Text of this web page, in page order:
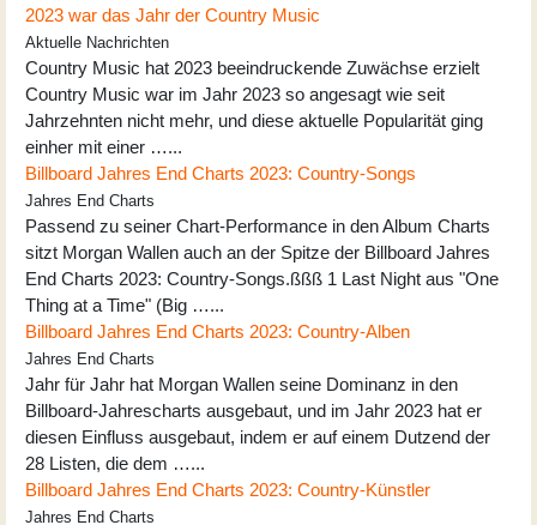
2023 war das Jahr der Country Music
Aktuelle Nachrichten
Country Music hat 2023 beeindruckende Zuwächse erzielt
Country Music war im Jahr 2023 so angesagt wie seit
Jahrzehnten nicht mehr, und diese aktuelle Popularität ging
einher mit einer …...
Billboard Jahres End Charts 2023: Country-Songs
Jahres End Charts
Passend zu seiner Chart-Performance in den Album Charts
sitzt Morgan Wallen auch an der Spitze der Billboard Jahres
End Charts 2023: Country-Songs.ßßß 1 Last Night aus "One
Thing at a Time" (Big …...
Billboard Jahres End Charts 2023: Country-Alben
Jahres End Charts
Jahr für Jahr hat Morgan Wallen seine Dominanz in den
Billboard-Jahrescharts ausgebaut, und im Jahr 2023 hat er
diesen Einfluss ausgebaut, indem er auf einem Dutzend der
28 Listen, die dem …...
Billboard Jahres End Charts 2023: Country-Künstler
Jahres End Charts